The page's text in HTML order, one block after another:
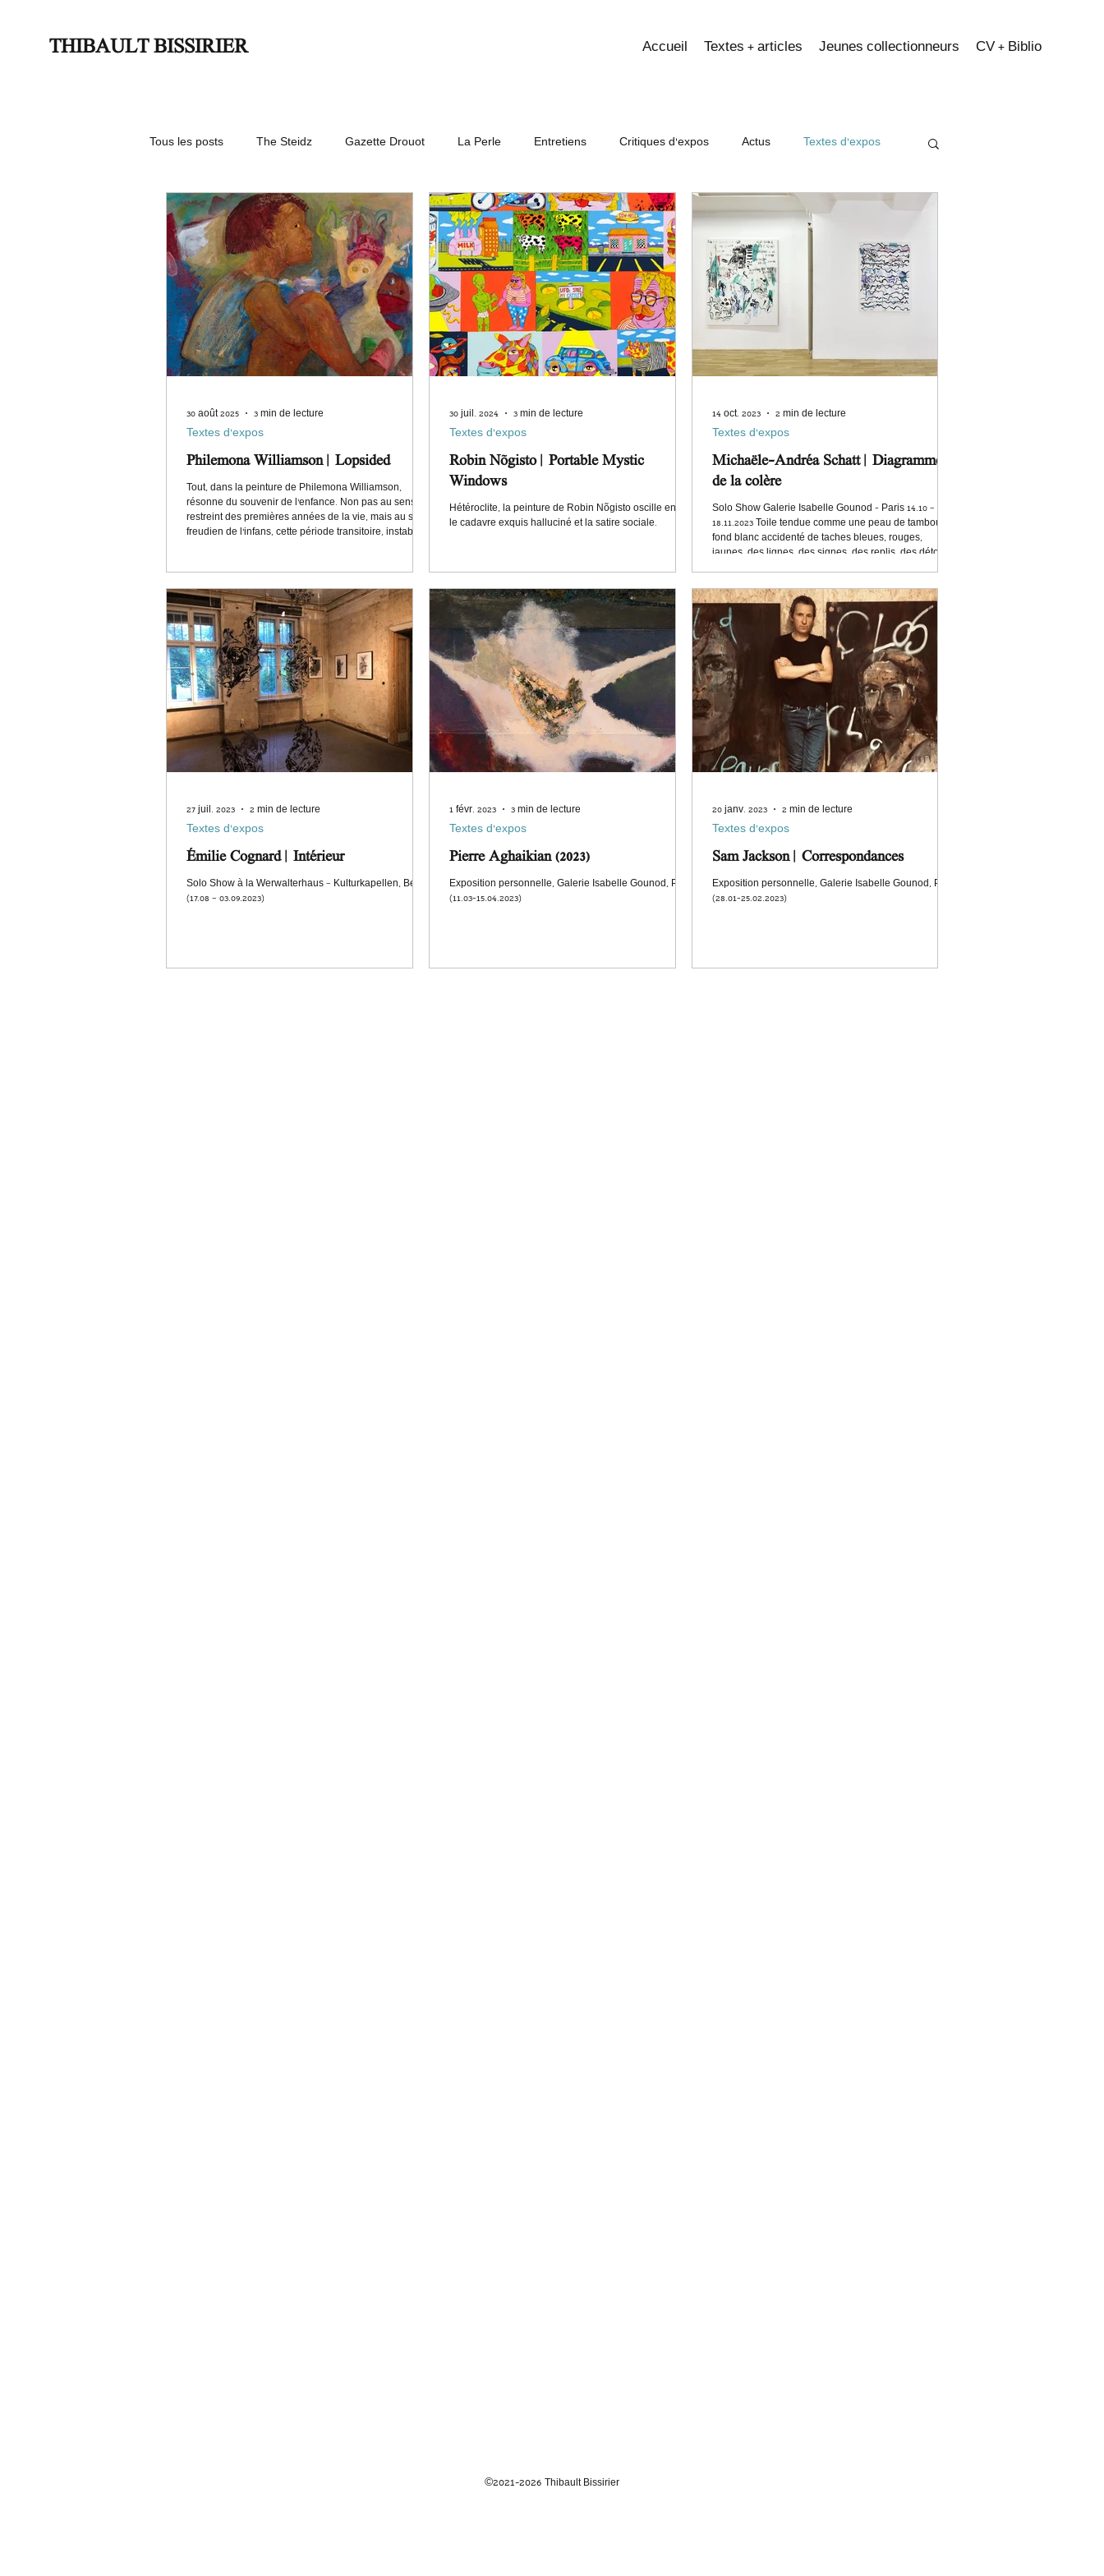
THIBAULT BISSIRIER Accueil Textes + articles Jeunes collectionneurs CV + Biblio
Tous les posts The Steidz Gazette Drouot La Perle Entretiens Critiques d'expos Actus Textes d'expos
Focus
Philemona Williamson | Lopsided
Tout, dans la peinture de Philemona Williamson,
résonne du souvenir de l’enfance. Non pas au sens
restreint des premières années de la vie, mais au sens
freudien de l’infans, cette période transitoire, instable et
Textes d'expos
30 août 2025 3 min de lecture
Robin Nõgisto | Portable Mystic
Windows
Hétéroclite, la peinture de Robin Nõgisto oscille entre
le cadavre exquis halluciné et la satire sociale.
Textes d'expos
30 juil. 2024 3 min de lecture
Michaële-Andréa Schatt | Diagrammes
de la colère
Solo Show Galerie Isabelle Gounod - Paris 14.10 –
18.11.2023 Toile tendue comme une peau de tambour,
fond blanc accidenté de taches bleues, rouges,
jaunes, des lignes, des signes, des replis, des détours.
tente de tenir la partition, relayée dans un coin. Parfois
des mots, qu’on déchiffre à l’envers. Michaële-Andréa
Schatt peint comme on écrit, ou plutôt comme on prend
des not
Textes d'expos
14 oct. 2023 2 min de lecture
Émilie Cognard | Intérieur
Solo Show à la Werwalterhaus – Kulturkapellen, Berlin
(17.08 – 03.09.2023)
Textes d'expos
27 juil. 2023 2 min de lecture
Pierre Aghaikian (2023)
Exposition personnelle, Galerie Isabelle Gounod, Paris
(11.03-15.04.2023)
Textes d'expos
1 févr. 2023 3 min de lecture
Sam Jackson | Correspondances
Exposition personnelle, Galerie Isabelle Gounod, Paris
(28.01-25.02.2023)
Textes d'expos
20 janv. 2023 2 min de lecture
©2021-2026 Thibault Bissirier